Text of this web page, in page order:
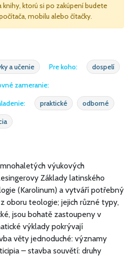
ktorú si po zakúpení budete
mobilu alebo čítačky.
a učenie Pre koho:
dospelí
zameranie:
praktické
odborné
výukových
Základy latinského
(Karolinum) a vytváří potřebný
oboru teologie; jejich různé typy,
jsou bohatě zastoupeny v
výklady pokrývají
věty jednoduché: významy
– stavba souvětí: druhy